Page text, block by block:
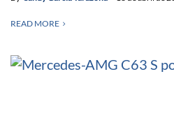
READ MORE